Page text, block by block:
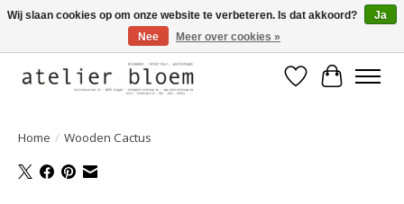
Welkom bij Atelier Bloem
Verlanglijst
Home / Wooden Cactus
Wij slaan cookies op om onze website te verbeteren. Is dat akkoord?
Ja
Nee
Meer over cookies »